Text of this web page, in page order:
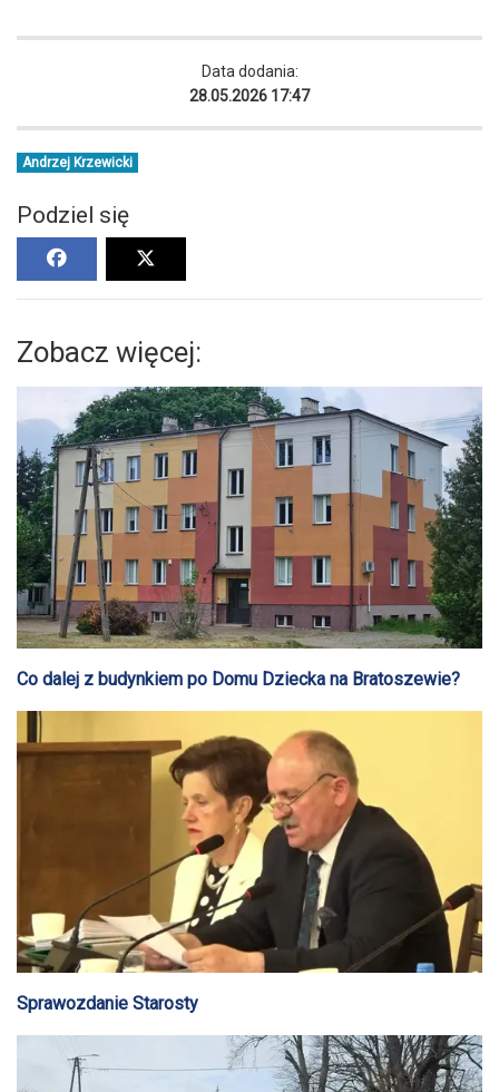
Data dodania:
28.05.2026 17:47
Andrzej Krzewicki
Podziel się
Zobacz więcej:
Co dalej z budynkiem po Domu Dziecka na Bratoszewie?
Sprawozdanie Starosty